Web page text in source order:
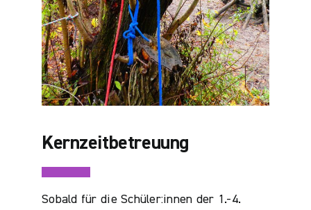
Kernzeitbetreuung
Sobald für die Schüler:innen der 1.-4.